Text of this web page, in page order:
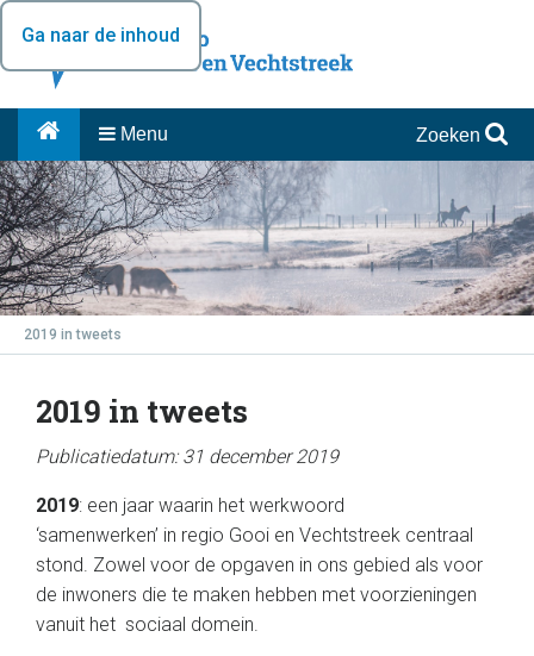
Ga naar de inhoud
Menu Zoeken
2019 in tweets
2019 in tweets
Publicatiedatum: 31 december 2019
2019: een jaar waarin het werkwoord
‘samenwerken’ in regio Gooi en Vechtstreek centraal
stond. Zowel voor de opgaven in ons gebied als voor
de inwoners die te maken hebben met voorzieningen
vanuit het sociaal domein.